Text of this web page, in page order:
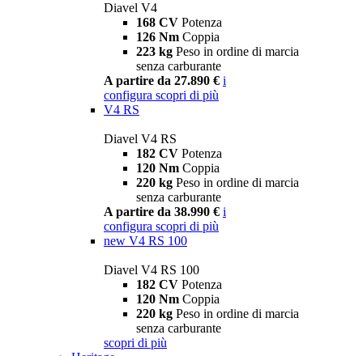
Diavel V4
168 CV Potenza
126 Nm Coppia
223 kg Peso in ordine di marcia
senza carburante
A partire da 27.890 € i
configura scopri di più
V4 RS
Diavel V4 RS
182 CV Potenza
120 Nm Coppia
220 kg Peso in ordine di marcia
senza carburante
A partire da 38.990 € i
configura scopri di più
new V4 RS 100
Diavel V4 RS 100
182 CV Potenza
120 Nm Coppia
220 kg Peso in ordine di marcia
senza carburante
scopri di più